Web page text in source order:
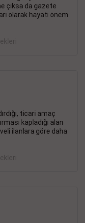
çıksa da gazete
olarak hayati önem
ticari amaç
kapladığı alan
ilanlara göre daha